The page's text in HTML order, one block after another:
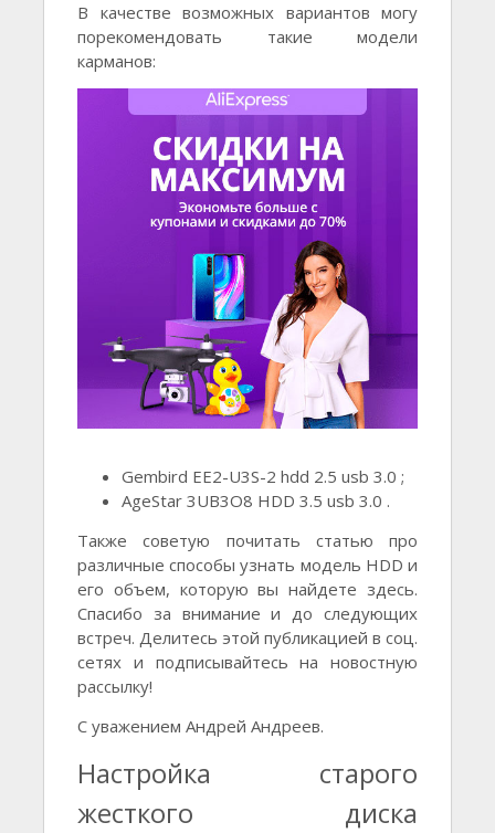
В качестве возможных вариантов могу
порекомендовать такие модели
карманов:
Gembird EE2-U3S-2 hdd 2.5 usb 3.0 ;
AgeStar 3UB3O8 HDD 3.5 usb 3.0 .
Также советую почитать статью про
различные способы узнать модель HDD и
его объем, которую вы найдете здесь.
Спасибо за внимание и до следующих
встреч. Делитесь этой публикацией в соц.
сетях и подписывайтесь на новостную
рассылку!
С уважением Андрей Андреев.
Настройка старого
жесткого диска